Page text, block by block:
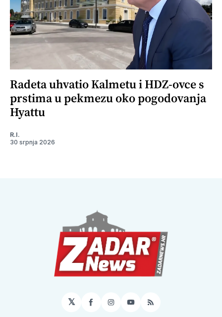
Radeta uhvatio Kalmetu i HDZ-ovce s
prstima u pekmezu oko pogodovanja
Hyattu
R.I.
30 srpnja 2026
𝕏 Facebook
Instagram
YouTube
RSS